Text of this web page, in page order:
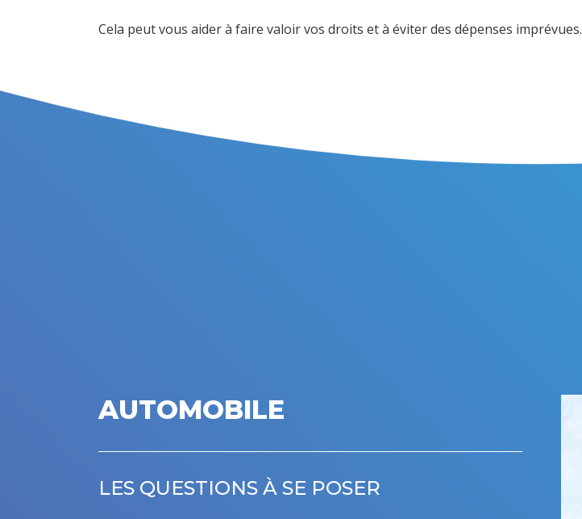
Cela peut vous aider à faire valoir vos droits et à éviter des dépenses imprévues.
AUTOMOBILE
LES QUESTIONS À SE POSER